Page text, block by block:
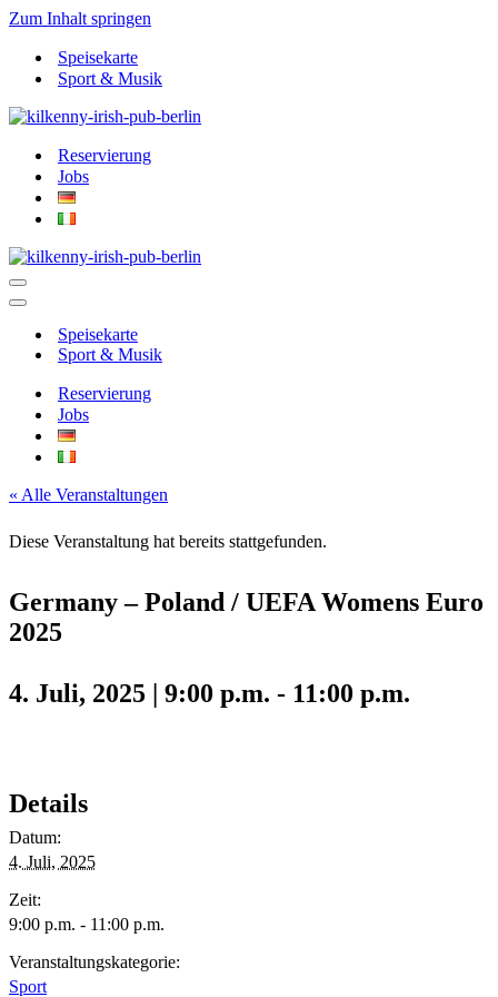
Zum Inhalt springen
Speisekarte
Sport & Musik
Reservierung
Jobs
Navigationsmenü
Navigationsmenü
Speisekarte
Sport & Musik
Reservierung
Jobs
« Alle Veranstaltungen
Diese Veranstaltung hat bereits stattgefunden.
Germany – Poland / UEFA Womens Euro
2025
4. Juli, 2025 | 9:00 p.m. - 11:00 p.m.
Details
Datum:
4. Juli, 2025
Zeit:
9:00 p.m. - 11:00 p.m.
Veranstaltungskategorie:
Sport